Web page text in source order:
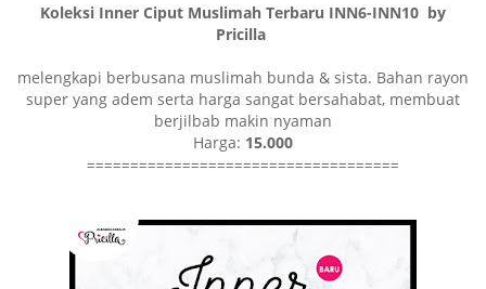
Koleksi Inner Ciput Muslimah Terbaru INN6-INN10 by
Pricilla
melengkapi berbusana muslimah bunda & sista. Bahan rayon
super yang adem serta harga sangat bersahabat, membuat
berjilbab makin nyaman
Harga: 15.000
====================================